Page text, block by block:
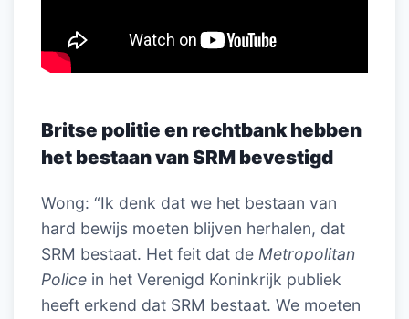
Britse politie en rechtbank hebben
het bestaan van SRM bevestigd
Wong: “Ik denk dat we het bestaan van
hard bewijs moeten blijven herhalen, dat
SRM bestaat. Het feit dat de Metropolitan
Police in het Verenigd Koninkrijk publiek
heeft erkend dat SRM bestaat. We moeten